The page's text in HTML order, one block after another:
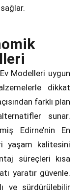
Modelleri uygun
dikkat
farklı plan
sunar.
Edirne’nin En
yaşam kalitesini
süreçleri kısa
yaratır güvenle.
ve sürdürülebilir